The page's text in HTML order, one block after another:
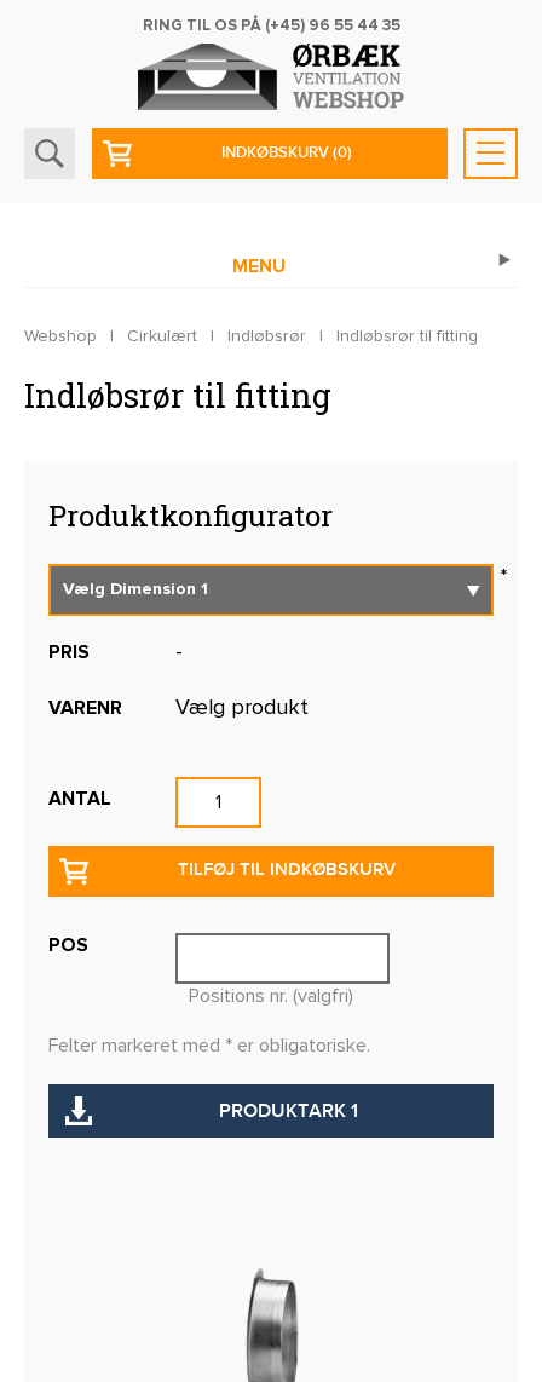
RING TIL OS PÅ (+45) 96 55 44 35
INDKØBSKURV(0)
MENU
Webshop | Cirkulært | Indløbsrør | Indløbsrør til fitting
Indløbsrør til fitting
Produktkonfigurator
PRIS -
VARENR Vælg produkt
ANTAL
TILFØJ TIL INDKØBSKURV
POS
Positions nr. (valgfri)
Felter markeret med * er obligatoriske.
PRODUKTARK 1